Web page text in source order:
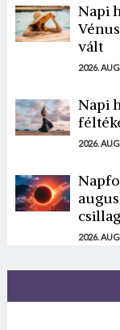
Napi
vált
2026.
Napi
2026.
2026.